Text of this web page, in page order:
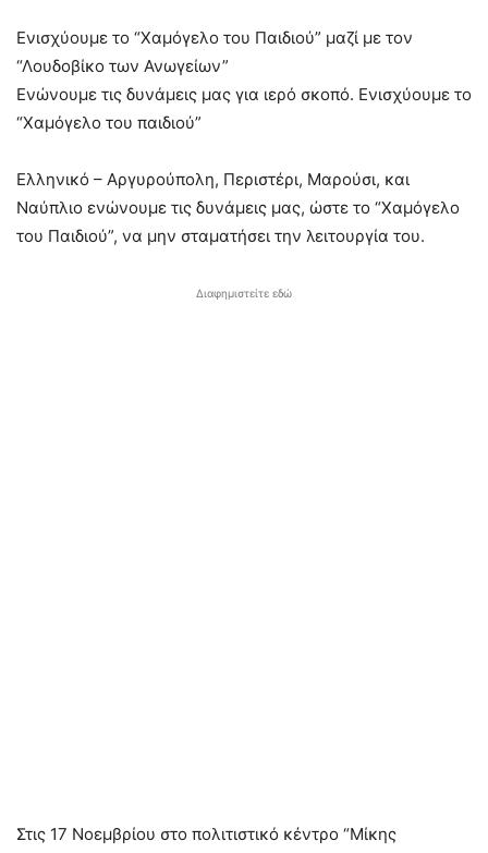
Ενισχύουμε το “Χαμόγελο του Παιδιού” μαζί με τον
“Λουδοβίκο των Ανωγείων”
Eνώνουμε τις δυνάμεις μας για ιερό σκοπό. Ενισχύουμε το
“Χαμόγελο του παιδιού”
Ελληνικό – Αργυρούπολη, Περιστέρι, Μαρούσι, και
Ναύπλιο ενώνουμε τις δυνάμεις μας, ώστε το “Χαμόγελο
του Παιδιού”, να μην σταματήσει την λειτουργία του.
Διαφημιστείτε εδώ
Στις 17 Νοεμβρίου στο πολιτιστικό κέντρο “Μίκης